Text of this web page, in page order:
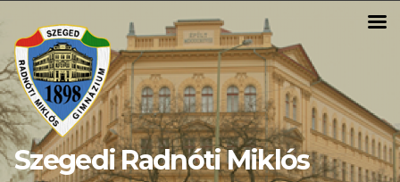
content
Szegedi Radnóti Miklós